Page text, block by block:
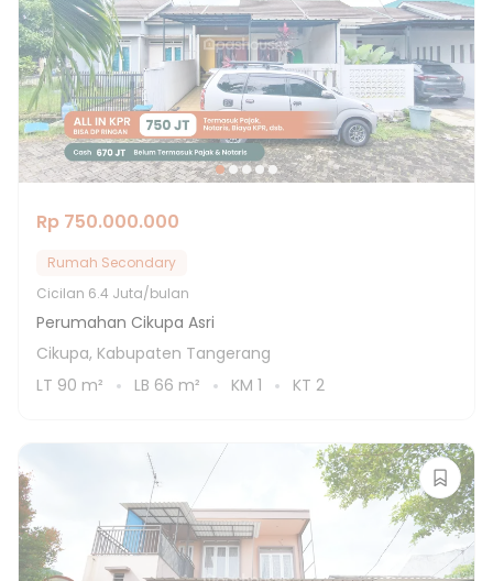
Rp 750.000.000
Rumah Secondary
Cicilan 6.4 Juta/bulan
Perumahan Cikupa Asri
Cikupa, Kabupaten Tangerang
LT 90 m² LB 66 m² KM 1 KT 2